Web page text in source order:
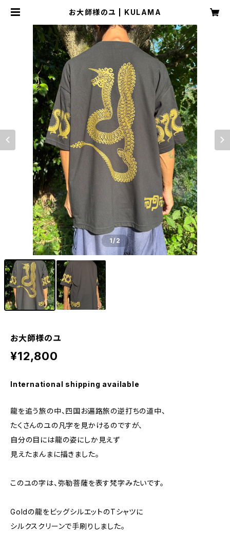
お大師様のユ | KULAMA
1/2
お大師様のユ
¥12,800
International shipping available
龍を追う旅の中、四国お遍路旅の逆打ちの道中、
たくさんのユの凡字を見かけるのですが、
自分の目には龍の姿にしか見えず
見えたまんまに描きました。
このユの字は、弥勒菩薩を表す梵字みたいです。
Goldの龍をビッグシルエットのTシャツに
シルクスクリーンで手刷りしました。